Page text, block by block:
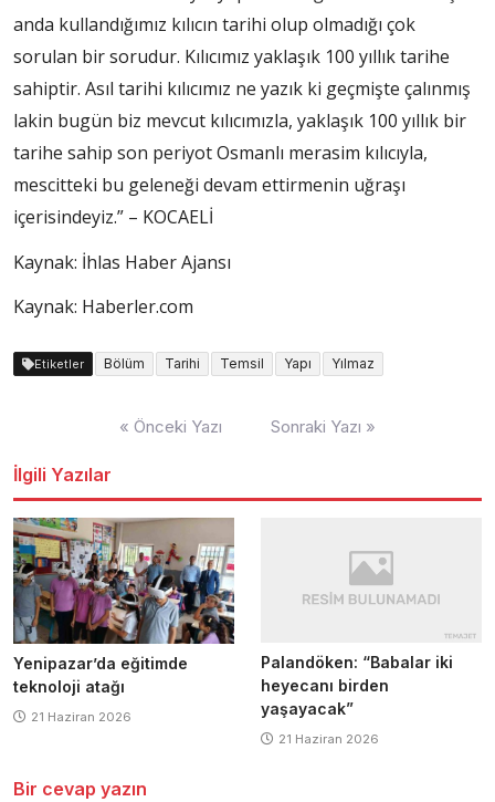
anda kullandığımız kılıcın tarihi olup olmadığı çok
sorulan bir sorudur. Kılıcımız yaklaşık 100 yıllık tarihe
sahiptir. Asıl tarihi kılıcımız ne yazık ki geçmişte çalınmış
lakin bugün biz mevcut kılıcımızla, yaklaşık 100 yıllık bir
tarihe sahip son periyot Osmanlı merasim kılıcıyla,
mescitteki bu geleneği devam ettirmenin uğraşı
içerisindeyiz.” – KOCAELİ
Kaynak: İhlas Haber Ajansı
Kaynak: Haberler.com
Etiketler Bölüm Tarihi Temsil Yapı Yılmaz
« Önceki Yazı Sonraki Yazı »
İlgili Yazılar
Yenipazar’da eğitimde
teknoloji atağı
21 Haziran 2026
Palandöken: “Babalar iki
heyecanı birden
yaşayacak”
21 Haziran 2026
Bir cevap yazın